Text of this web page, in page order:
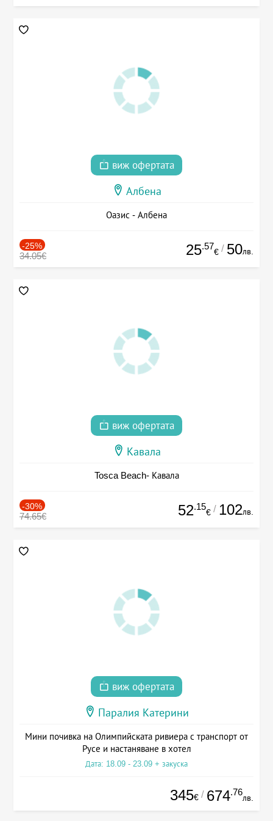
виж офертата
Албена
Оазис - Албена
-25%
34.05€ 25.57
€ / 50лв.
виж офертата
Кавала
Tosca Beach- Кавала
-30%
74.65€ 52.15
€ / 102лв.
виж офертата
Паралия Катерини
Мини почивка на Олимпийската ривиера с транспорт от
Русе и настаняване в хотел
Дата: 18.09 - 23.09 + закуска
345€ / 674.76
лв.